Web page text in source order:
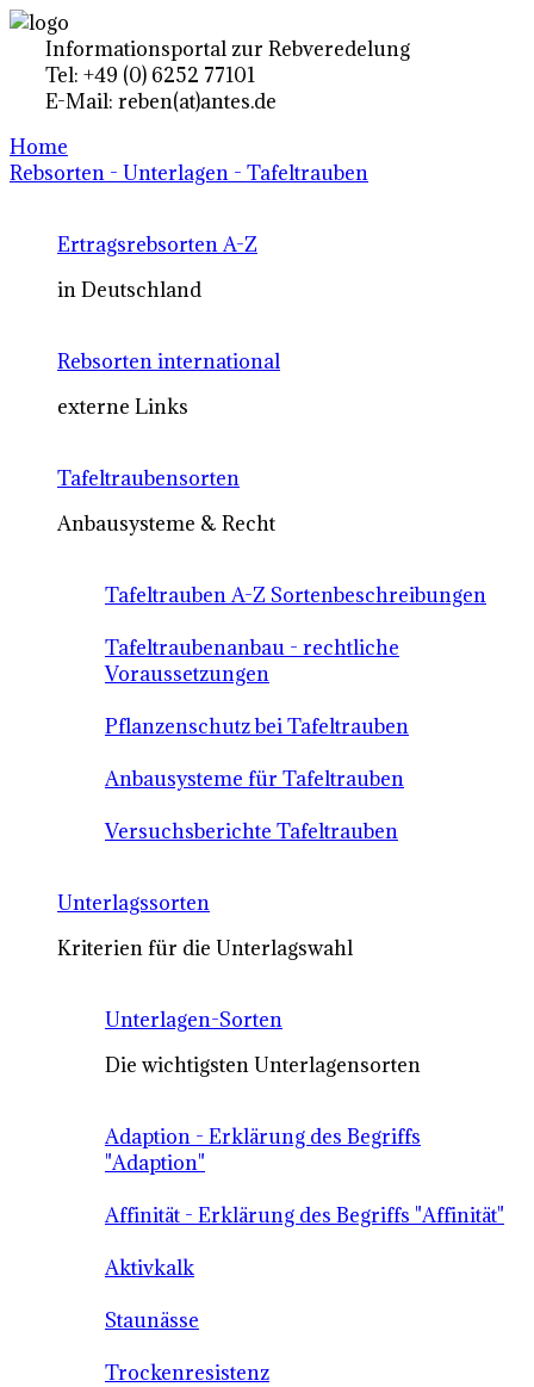
Informationsportal zur Rebveredelung
Tel: +49 (0) 6252 77101
E-Mail: reben(at)antes.de
Home
Rebsorten - Unterlagen - Tafeltrauben
Ertragsrebsorten A-Z
in Deutschland
Rebsorten international
externe Links
Tafeltraubensorten
Anbausysteme & Recht
Tafeltrauben A-Z Sortenbeschreibungen
Tafeltraubenanbau - rechtliche
Voraussetzungen
Pflanzenschutz bei Tafeltrauben
Anbausysteme für Tafeltrauben
Versuchsberichte Tafeltrauben
Unterlagssorten
Kriterien für die Unterlagswahl
Unterlagen-Sorten
Die wichtigsten Unterlagensorten
Adaption - Erklärung des Begriffs
"Adaption"
Affinität - Erklärung des Begriffs "Affinität"
Aktivkalk
Staunässe
Trockenresistenz